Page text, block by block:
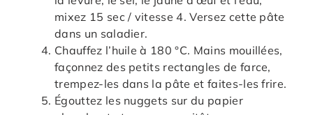
mixez 15 sec / vitesse 4. Versez cette pâte
dans un saladier.
Chauffez l’huile à 180 °C. Mains mouillées,
façonnez des petits rectangles de farce,
trempez-les dans la pâte et faites-les frire.
Égouttez les nuggets sur du papier